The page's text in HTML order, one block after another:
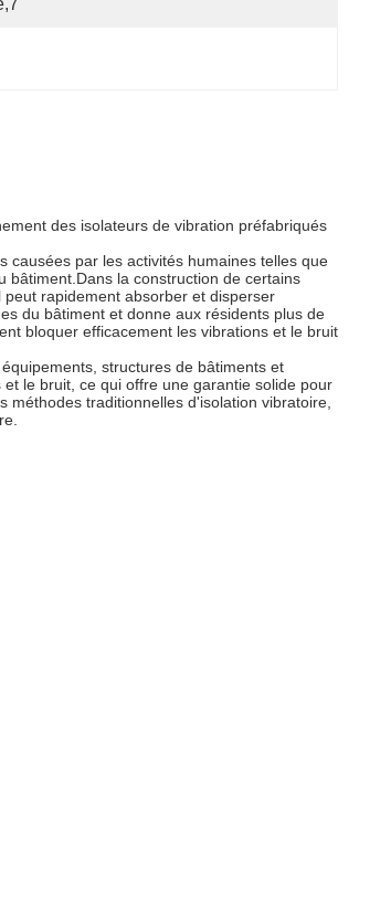
des isolateurs de vibration préfabriqués
causées par les activités humaines telles que
bâtiment.Dans la construction de certains
rapidement absorber et disperser
du bâtiment et donne aux résidents plus de
bloquer efficacement les vibrations et le bruit
structures de bâtiments et
le bruit, ce qui offre une garantie solide pour
traditionnelles d'isolation vibratoire,